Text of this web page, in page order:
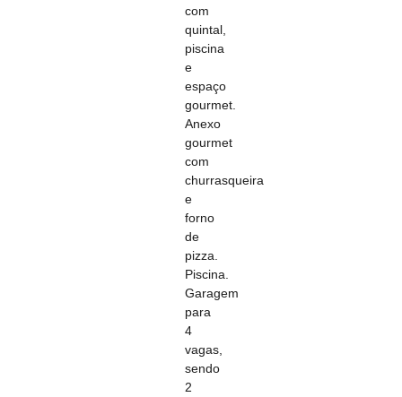
com
quintal,
piscina
e
espaço
gourmet.
Anexo
gourmet
com
churrasqueira
e
forno
de
pizza.
Piscina.
Garagem
para
4
vagas,
sendo
2